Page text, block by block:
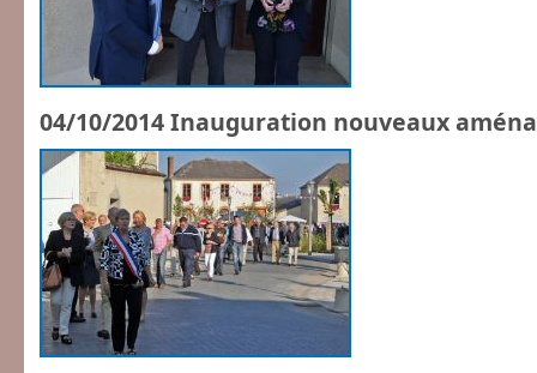
04/10/2014 Inauguration nouveaux